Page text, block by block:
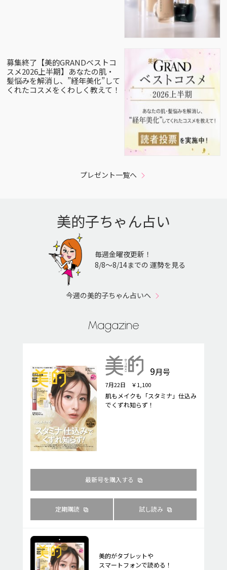
募集終了【美的GRANDベストコ
スメ2026上半期】あなたの肌・
髪悩みを解消し、”経年美化”して
くれたコスメをくわしく教えて！
プレゼント一覧へ
美的子ちゃん占い
毎週金曜夜更新！
8/8〜8/14までの 運勢を見る
今週の美的子ちゃん占いへ
Magazine
9月号
7月22日 ￥1,100
肌もメイクも「スタミナ」仕込み
でくずれ知らず！
最新号を購入する
定期購読 試し読み
美的がタブレットや
スマートフォンで読める！